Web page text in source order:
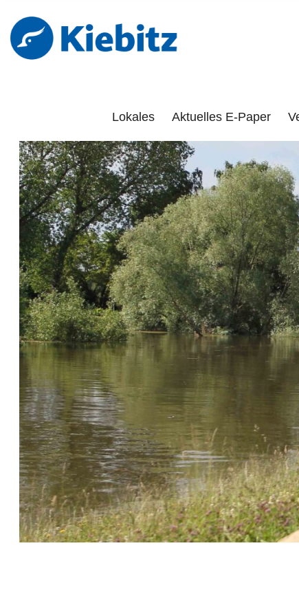
Kiebitz-Online
Lokales Aktuelles E-Paper